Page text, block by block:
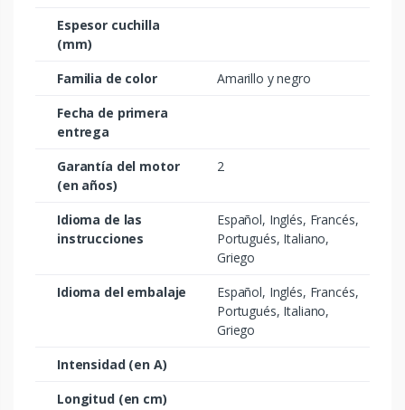
Espesor cuchilla
(mm)
Familia de color
Amarillo y negro
Fecha de primera
entrega
Garantía del motor
(en años)
2
Idioma de las
instrucciones
Español, Inglés, Francés,
Portugués, Italiano,
Griego
Idioma del embalaje
Español, Inglés, Francés,
Portugués, Italiano,
Griego
Intensidad (en A)
Longitud (en cm)